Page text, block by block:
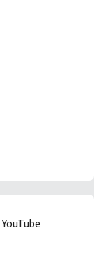
YouTube